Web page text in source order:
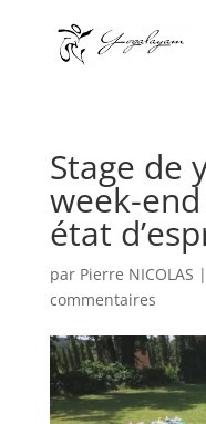
Stage de
week-
état
par Pierre NICOLAS |
commentaires